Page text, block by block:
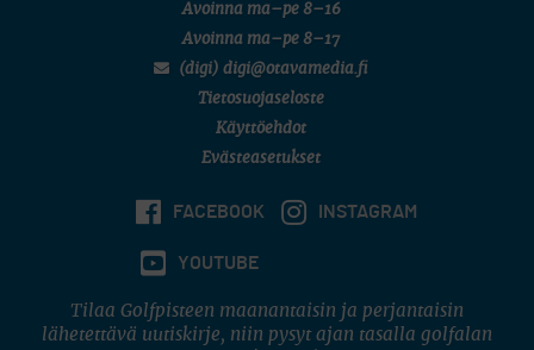
Avoinna ma–pe 8–16
Avoinna ma–pe 8–17
(digi) digi@otavamedia.fi
Tietosuojaseloste
Käyttöehdot
Evästeasetukset
FACEBOOK INSTAGRAM
YOUTUBE
Tilaa Golfpisteen maanantaisin ja perjantaisin
lähetettävä uutiskirje, niin pysyt ajan tasalla golfalan